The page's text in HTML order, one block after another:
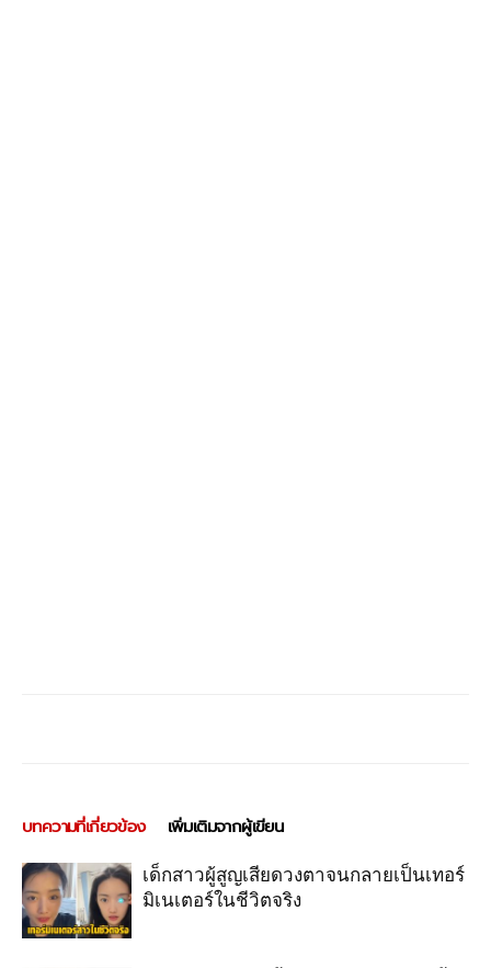
บทความที่เกี่ยวข้อง เพิ่มเติมจากผู้เขียน
เด็กสาวผู้สูญเสียดวงตาจนกลายเป็นเทอร์
มิเนเตอร์ในชีวิตจริง